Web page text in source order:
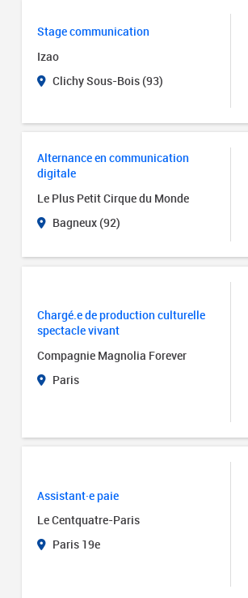
Stage communication
Izao
Clichy Sous-Bois (93)
Alternance en communication
digitale
Le Plus Petit Cirque du Monde
Bagneux (92)
Chargé.e de production culturelle
spectacle vivant
Compagnie Magnolia Forever
Paris
Assistant·e paie
Le Centquatre-Paris
Paris 19e